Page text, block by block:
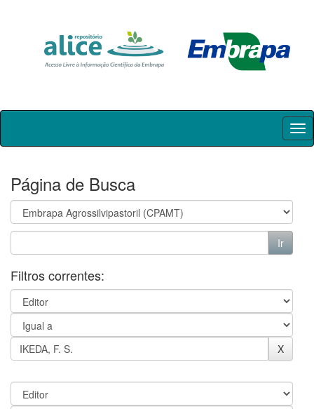
Skip
Página de Busca
Filtros correntes: